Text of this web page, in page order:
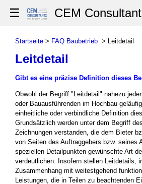
☰ CEM
Startseite > FAQ Baubetrieb > Leitdetail
Leitdetail
Gibt es eine präzise Definition dieses
Obwohl der Begriff "Leitdetail" nahezu
oder Bauausführenden im Hochbau
einheitliche oder verbindliche Definition
Grundsätzlich werden unter dem Begriff
Zeichnungen verstanden, die dem Bieter
von Seiten des Auftraggebers bzw. seines
speziellen Detailpunkten gewünschte Art
verdeutlichen. Insofern stellen Leitdetails,
Zusammenhang mit weitestgehend
Leistungen, die in Teilen zu beachtenden